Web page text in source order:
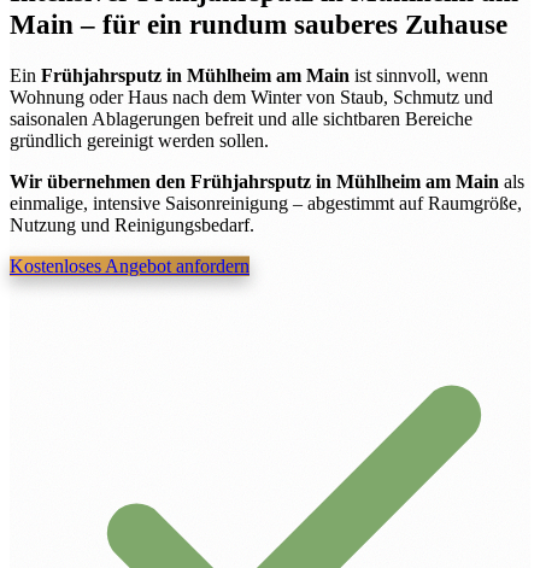
Main– für ein rundum sauberes Zuhause
Ein Frühjahrsputz in Mühlheim am Main ist sinnvoll, wenn
Wohnung oder Haus nach dem Winter von Staub, Schmutz und
saisonalen Ablagerungen befreit und alle sichtbaren Bereiche
gründlich gereinigt werden sollen.
Wir übernehmen den Frühjahrsputz in Mühlheim am Main als
einmalige, intensive Saisonreinigung – abgestimmt auf Raumgröße,
Nutzung und Reinigungsbedarf.
Kostenloses Angebot anfordern